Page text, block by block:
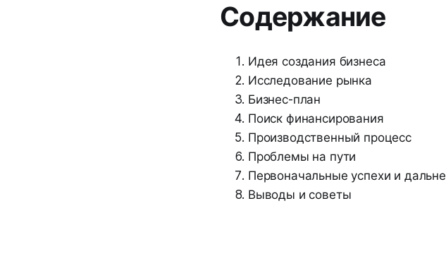
Содержание
Идея создания бизнеса
Исследование рынка
Бизнес-план
Поиск финансирования
Производственный процесс
Проблемы на пути
Первоначальные успехи и
Выводы и советы